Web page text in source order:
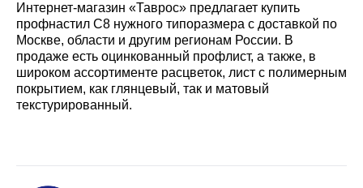
Интернет-магазин «Таврос» предлагает купить
профнастил С8 нужного типоразмера с доставкой по
Москве, области и другим регионам России. В
продаже есть оцинкованный профлист, а также, в
широком ассортименте расцветок, лист с полимерным
покрытием, как глянцевый, так и матовый
текстурированный.